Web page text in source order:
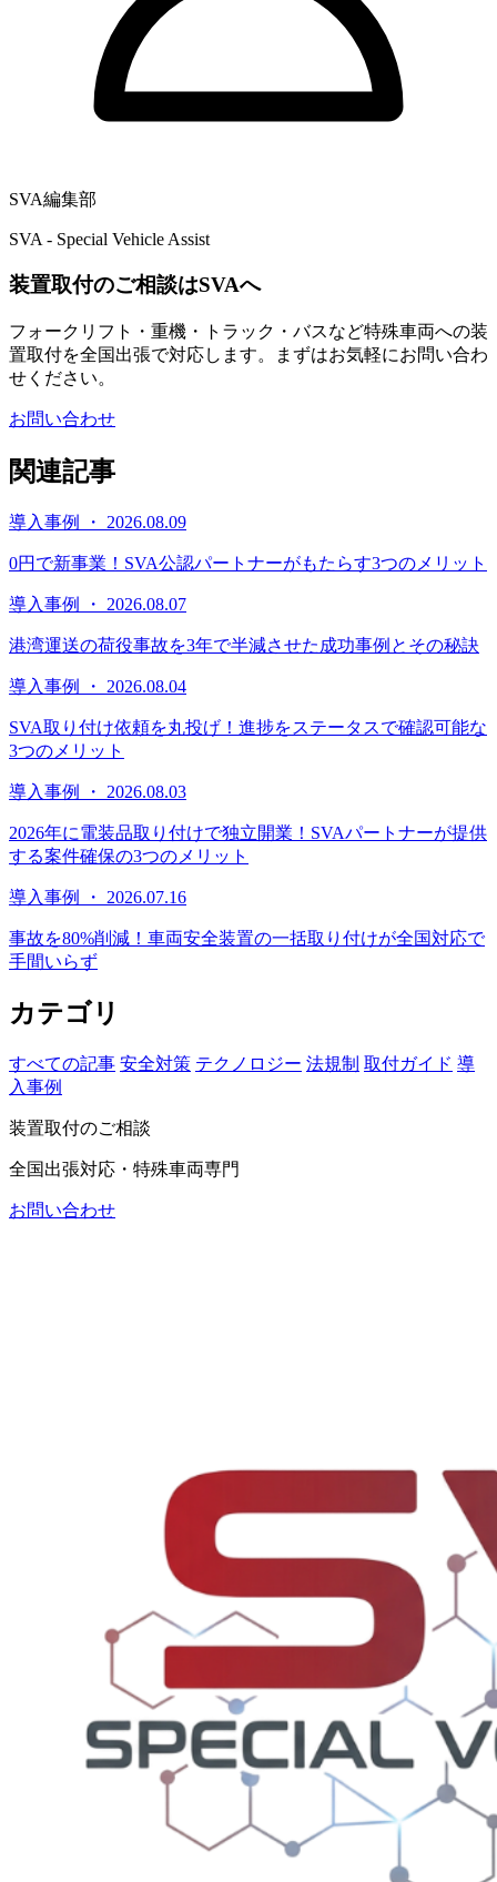
SVA編集部
SVA - Special Vehicle Assist
装置取付のご相談はSVAへ
フォークリフト・重機・トラック・バスなど特殊車両への装
置取付を全国出張で対応します。まずはお気軽にお問い合わ
せください。
お問い合わせ
関連記事
導入事例 ・ 2026.08.09
0円で新事業！SVA公認パートナーがもたらす3つのメリット
導入事例 ・ 2026.08.07
港湾運送の荷役事故を3年で半減させた成功事例とその秘訣
導入事例 ・ 2026.08.04
SVA取り付け依頼を丸投げ！進捗をステータスで確認可能な
3つのメリット
導入事例 ・ 2026.08.03
2026年に電装品取り付けで独立開業！SVAパートナーが提供
する案件確保の3つのメリット
導入事例 ・ 2026.07.16
事故を80%削減！車両安全装置の一括取り付けが全国対応で
手間いらず
カテゴリ
すべての記事 安全対策 テクノロジー 法規制 取付ガイド 導
入事例
装置取付のご相談
全国出張対応・特殊車両専門
お問い合わせ